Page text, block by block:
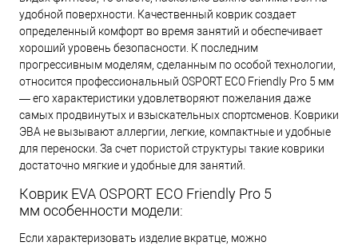
удобной поверхности. Качественный коврик создает
определенный комфорт во время занятий и обеспечивает
хороший уровень безопасности. К последним
прогрессивным моделям, сделанным по особой технологии,
относится профессиональный OSPORT ECO Friendly Pro 5 мм
— его характеристики удовлетворяют пожелания даже
самых продвинутых и взыскательных спортсменов. Коврики
ЭВА не вызывают аллергии, легкие, компактные и удобные
для переноски. За счет пористой структуры такие коврики
достаточно мягкие и удобные для занятий.
Коврик EVA OSPORT ECO Friendly Pro 5
мм особенности модели:
Если характеризовать изделие вкратце, можно